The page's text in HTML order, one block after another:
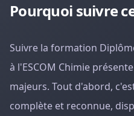
Pourquoi suivre
Suivre la formation
à l'ESCOM Chimie
majeurs. Tout d'abord,
complète et reconnue,